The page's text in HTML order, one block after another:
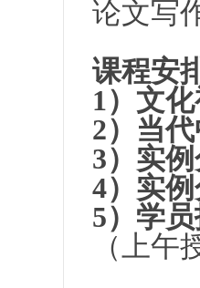
论文写
课程安
1）文
2）当
3）实
4）实
5）学
（上